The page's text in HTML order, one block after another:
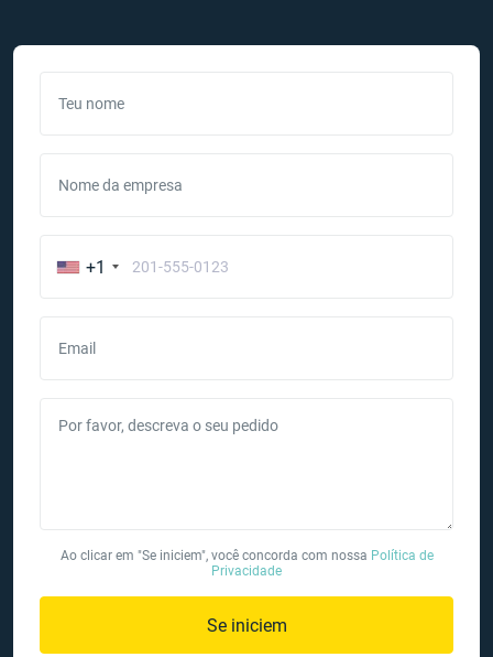
Teu nome
Nome da empresa
+1
Email
Por favor, descreva o seu pedido
Ao clicar em "Se iniciem", você concorda com nossa Política de
Privacidade
Se iniciem